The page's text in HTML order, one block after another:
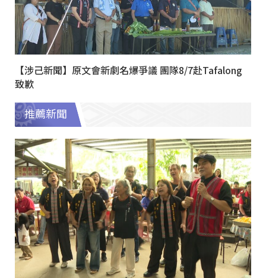
【涉己新聞】原文會新劇名爆爭議 團隊8/7赴Tafalong
致歉
推薦新聞